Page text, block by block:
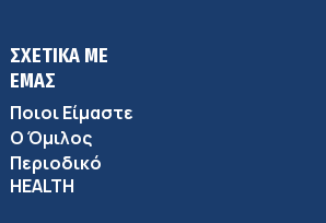
ΣΧΕΤΙΚΑ ΜΕ
ΕΜΑΣ
Ποιοι Είμαστε
Ο Όμιλος
Περιοδικό
HEALTH